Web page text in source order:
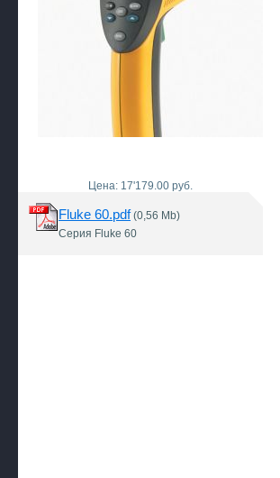
Цена: 17'179.00 руб.
Fluke 60.pdf(0,56 Mb)
Серия Fluke 60